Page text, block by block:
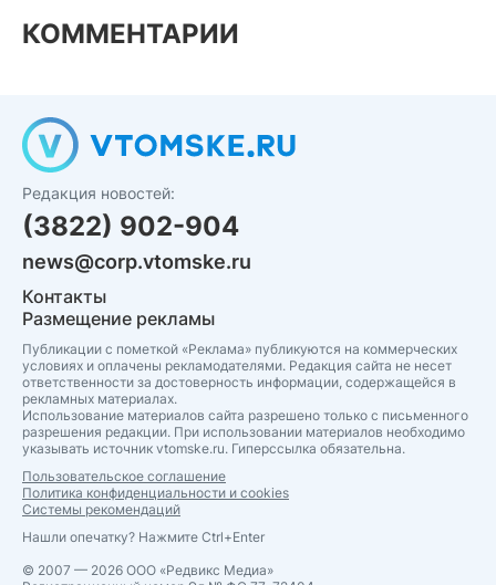
КОММЕНТАРИИ
Редакция новостей:
(3822) 902-904
news@corp.vtomske.ru
Контакты
Размещение рекламы
Публикации с пометкой «Реклама» публикуются на коммерческих
условиях и оплачены рекламодателями. Редакция сайта не несет
ответственности за достоверность информации, содержащейся в
рекламных материалах.
Использование материалов сайта разрешено только с письменного
разрешения редакции. При использовании материалов необходимо
указывать источник vtomske.ru. Гиперссылка обязательна.
Пользовательское соглашение
Политика конфиденциальности и cookies
Системы рекомендаций
Нашли опечатку? Нажмите Ctrl+Enter
© 2007 — 2026 ООО «Редвикс Медиа»